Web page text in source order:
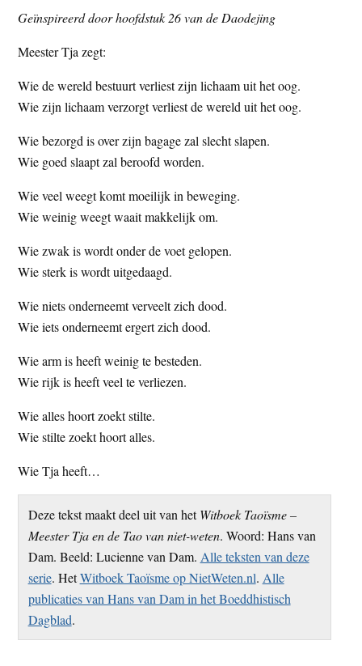
t
e
Geïnspireerd door hoofdstuk 26 van de Daodejing
Meester Tja zegt:
Wie de wereld bestuurt verliest zijn lichaam uit het oog.
Wie zijn lichaam verzorgt verliest de wereld uit het oog.
Wie bezorgd is over zijn bagage zal slecht slapen.
Wie goed slaapt zal beroofd worden.
Wie veel weegt komt moeilijk in beweging.
Wie weinig weegt waait makkelijk om.
Wie zwak is wordt onder de voet gelopen.
Wie sterk is wordt uitgedaagd.
Wie niets onderneemt verveelt zich dood.
Wie iets onderneemt ergert zich dood.
Wie arm is heeft weinig te besteden.
Wie rijk is heeft veel te verliezen.
Wie alles hoort zoekt stilte.
Wie stilte zoekt hoort alles.
Wie Tja heeft…
Deze tekst maakt deel uit van hetWitboek Taoïsme –
Meester Tja en de Tao van niet-weten. Woord: Hans van
Dam. Beeld: Lucienne van Dam. Alle teksten van deze
serie. HetWitboek Taoïsme op NietWeten.nl. Alle
publicaties van Hans van Dam in het Boeddhistisch
Dagblad.